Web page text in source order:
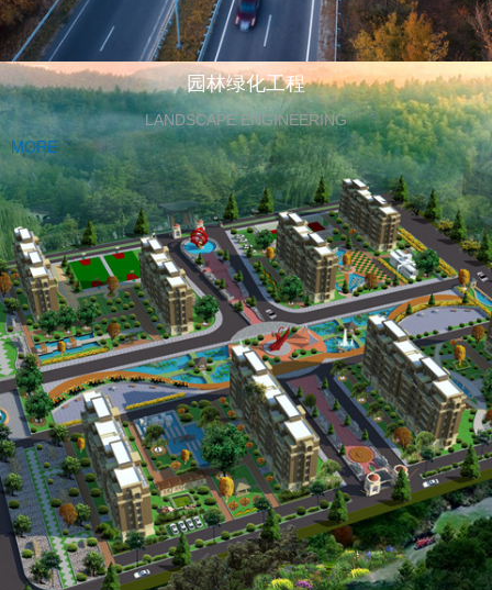
园林绿化工程
LANDSCAPE ENGINEERING
MORE